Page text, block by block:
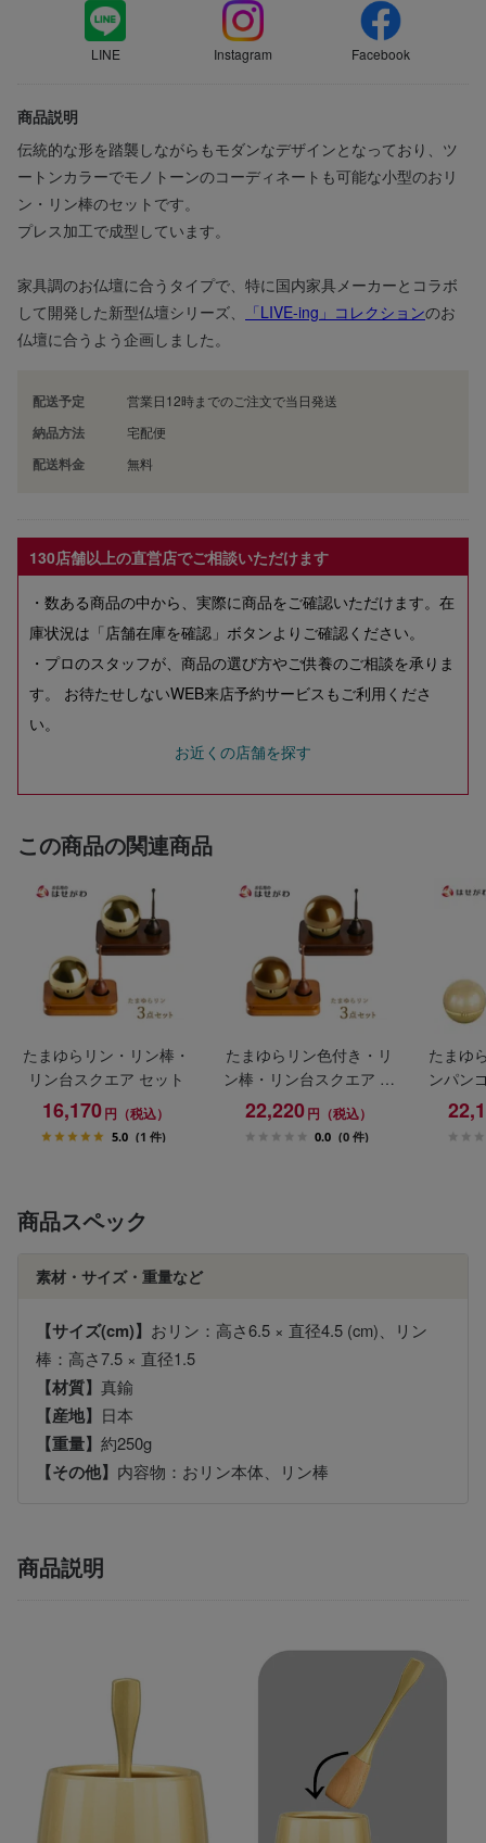
LINE Instagram Facebook
商品説明
伝統的な形を踏襲しながらもモダンなデザインとなっており、ツ
ートンカラーでモノトーンのコーディネートも可能な小型のおリ
ン・リン棒のセットです。
プレス加工で成型しています。
家具調のお仏壇に合うタイプで、特に国内家具メーカーとコラボ
して開発した新型仏壇シリーズ、
「LIVE-ing」コレクションのお
仏壇に合うよう企画しました。
配送予定 営業日12時までのご注文で当日発送
納品方法 宅配便
配送料金 無料
130店舗以上の直営店でご相談いただけます
・数ある商品の中から、実際に商品をご確認いただけます。在
庫状況は「店舗在庫を確認」ボタンよりご確認ください。
・プロのスタッフが、商品の選び方やご供養のご相談を承りま
す。 お待たせしないWEB来店予約サービスもご利用くださ
い。
お近くの店舗を探す
この商品の関連商品
たまゆらリン・リン棒・
リン台スクエア セット
16,170円（税込）
5.0 (1 件)
たまゆらリン色付き・リ
ン棒・リン台スクエア セ
ット
22,220円（税込）
0.0 (0 件)
たまゆ
ンパン
商品スペック
素材・サイズ・重量など
【サイズ(cm)】 おリン：高さ6.5 × 直径4.5 (cm)、リン
棒：高さ7.5 × 直径1.5
【材質】 真鍮
【産地】 日本
【重量】 約250g
【その他】 内容物：おリン本体、リン棒
商品説明